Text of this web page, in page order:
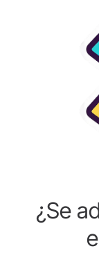
¿Se